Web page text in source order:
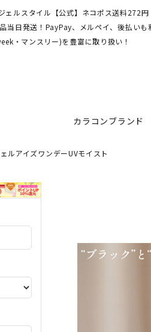
ェルスタイル【公式】ネコポス送料272円
当日発送！PayPay、メルペイ、後払い
・マンスリー)を豊富に取り扱い！
カラコンブランド
レヴィアワンデ
色素薄い系カ
ルアイズワンデーUVモイスト